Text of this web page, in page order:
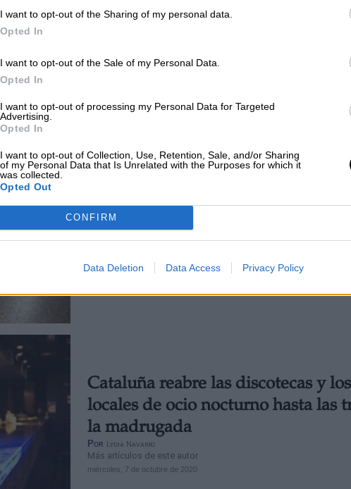
I want to opt-out of the Sharing of my personal data.
Opted In
I want to opt-out of the Sale of my Personal Data.
Opted In
I want to opt-out of processing my Personal Data for Targeted
Advertising.
Opted In
I want to opt-out of Collection, Use, Retention, Sale, and/or Sharing
of my Personal Data that Is Unrelated with the Purposes for which it
was collected.
Opted Out
CONFIRM
Data Deletion Data Access Privacy Policy
Los franceses ya tienen fecha para
PorPatricia Arredondo
Así serán las medidas sanitarias
Estado de Alarma
jueves, 4 de junio de 2020
Cataluña reabre las discotecas y los
locales de ocio nocturno hasta las
la madrugada
Por Lydia Navarro
Más artículos de este autor
miércoles, 7 de octubre de 2020